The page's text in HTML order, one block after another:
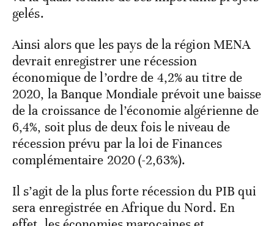
gelés.
Ainsi alors que les pays de la région MENA
devrait enregistrer une récession
économique de l’ordre de 4,2% au titre de
2020, la Banque Mondiale prévoit une baisse
de la croissance de l’économie algérienne de
6,4%, soit plus de deux fois le niveau de
récession prévu par la loi de Finances
complémentaire 2020 (-2,63%).
Il s’agit de la plus forte récession du PIB qui
sera enregistrée en Afrique du Nord. En